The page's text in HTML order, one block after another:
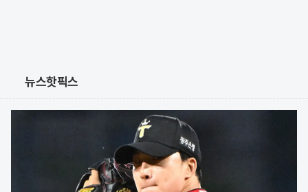
뉴스핫픽스